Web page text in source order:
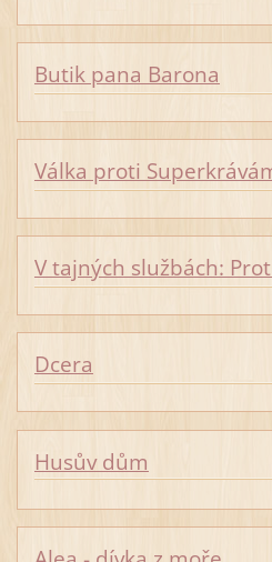
Butik pana Barona
Válka proti
V tajných službách:
Dcera
Husův dům